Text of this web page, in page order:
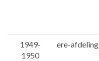
1949-
1950
ere-afdeling